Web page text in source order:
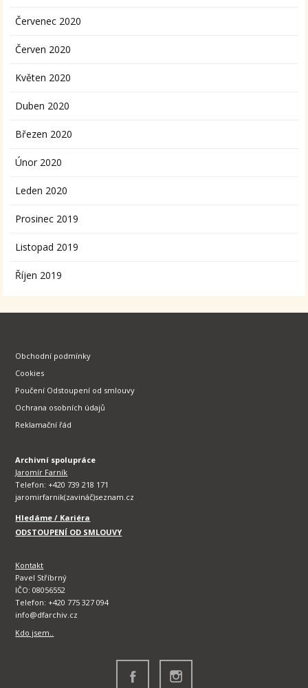
Červenec 2020
Červen 2020
Květen 2020
Duben 2020
Březen 2020
Únor 2020
Leden 2020
Prosinec 2019
Listopad 2019
Říjen 2019
Obchodní podmínky
Cookies
Poučení Odstoupení od smlouvy
Ochrana osobních údajů
Reklamační řád
Archivní spolupráce
Jaromír Farník
Telefon: +420 739 218 171
jaromirfarnik(zavináč)seznam.cz
Hledáme / Kariéra
ODSTOUPENÍ OD SMLOUVY
Kontakt
Pavel Stříbrný
IČO: 08056552
Telefon: +420 775 327 094
info@dfarchiv.cz
Kdo jsem..